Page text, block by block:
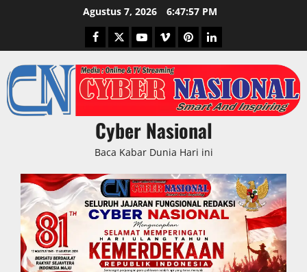
Agustus 7, 2026 6:47:58 PM
Facebook
TwitterYoutubeVimeoPinterestLinkedIn
Cyber Nasional
Baca Kabar Dunia Hari ini